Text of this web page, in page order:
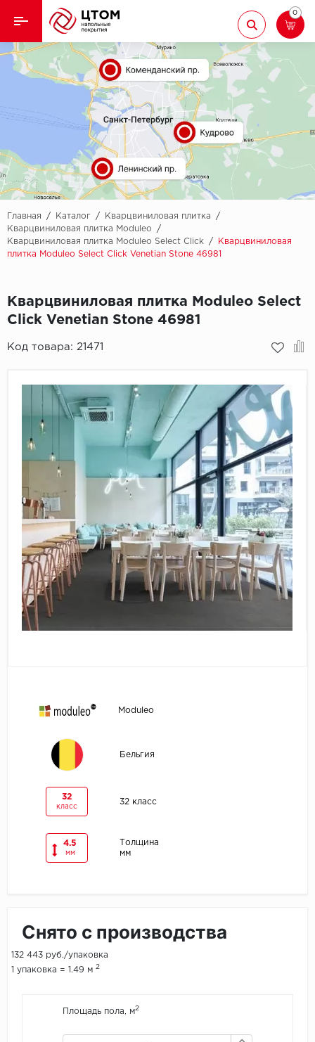
Назад
Кварцвиниловая плитка
Назад
Aberhof
Adelar
Alfa
AllureFloor
Aquamax
Classen
CorkArt Vinyl
CronaFloor
Damy Floor
Decoria
Dolce Flooring
ECO Parquet
Jinan PDM
Ламинат
Ковролин
Линолеум
Паркет
Паркетная доска
Подложка
0
Главная / Каталог / Кварцвиниловая плитка
/
Кварцвиниловая плитка Moduleo
/
Кварцвиниловая плитка Moduleo Select Click
/
Кварцвиниловая
плитка Moduleo Select Click Venetian Stone 46981
Кварцвиниловая плитка Moduleo Select
Click Venetian Stone 46981
Код товара: 21471
Moduleo
Бельгия
32
класс
32 класс
4.5
мм
Толщина
мм
Снято с производства
132 443 руб./упаковка
1 упаковка = 1.49 м 2
Площадь пола, м2